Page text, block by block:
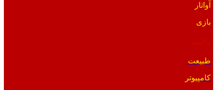
آواتار
بازی
طبیعت
کامپیوتر